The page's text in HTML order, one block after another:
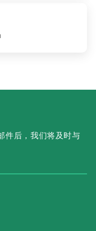
件后，我们将及时与